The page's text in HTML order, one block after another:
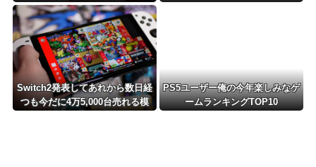
ｗｗ
Switch2発表してあれから数日経
つも今だに4万5,000台売れる模
PS5ユーザー俺の今年楽しみなゲ
ームランキングTOP10